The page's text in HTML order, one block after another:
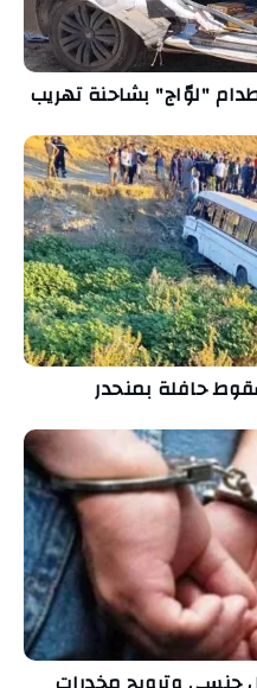
"لوّاج" بشاحنة تهريب
حافلة بمنحدر